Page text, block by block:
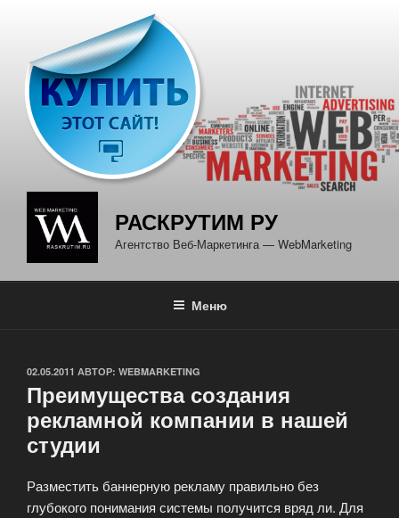
содержимому
РАСКРУТИМ РУ
Агентство Веб-Маркетинга — WebMarketing
Меню
ОПУБЛИКОВАНО
02.05.2011 АВТОР: WEBMARKETING
Преимущества создания
рекламной компании в нашей
студии
Разместить баннерную рекламу правильно без
глубокого понимания системы получится вряд ли. Для